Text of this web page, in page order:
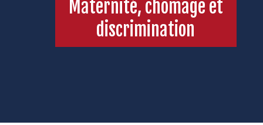
Maternité, chômage et
discrimination